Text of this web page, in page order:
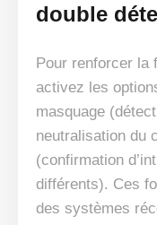
double
Pour renforcer la
activez les
masquage
neutralisation du
(confirmation
différents). Ces
des systèmes